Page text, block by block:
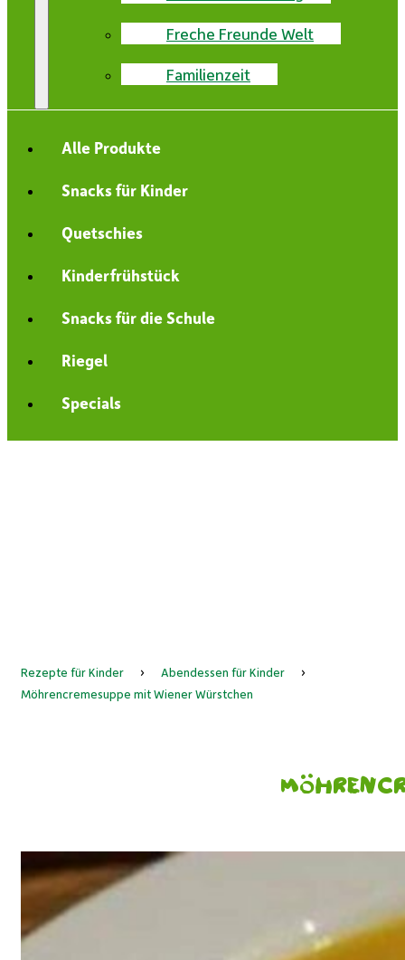
Freche Freunde Welt
Familienzeit
Alle Produkte
Snacks für Kinder
Quetschies
Kinderfrühstück
Snacks für die Schule
Riegel
Specials
Rezepte für Kinder › Abendessen für Kinder
›
Möhrencremesuppe mit Wiener Würstchen